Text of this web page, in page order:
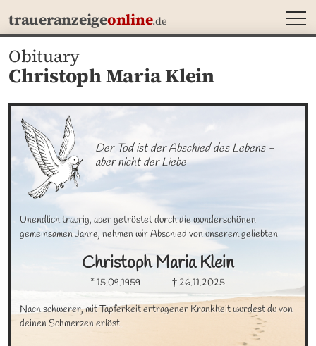
traueranzeigeonline.de
Obituary
Christoph Maria Klein
Der Tod ist der Abschied des Lebens -
aber nicht der Liebe
Unendlich traurig, aber getröstet durch die wunderschönen
gemeinsamen Jahre, nehmen wir Abschied von unserem geliebten
Christoph Maria Klein
* 15.09.1959 † 26.11.2025
Nach schwerer, mit Tapferkeit ertragener Krankheit wurdest du von
deinen Schmerzen erlöst.